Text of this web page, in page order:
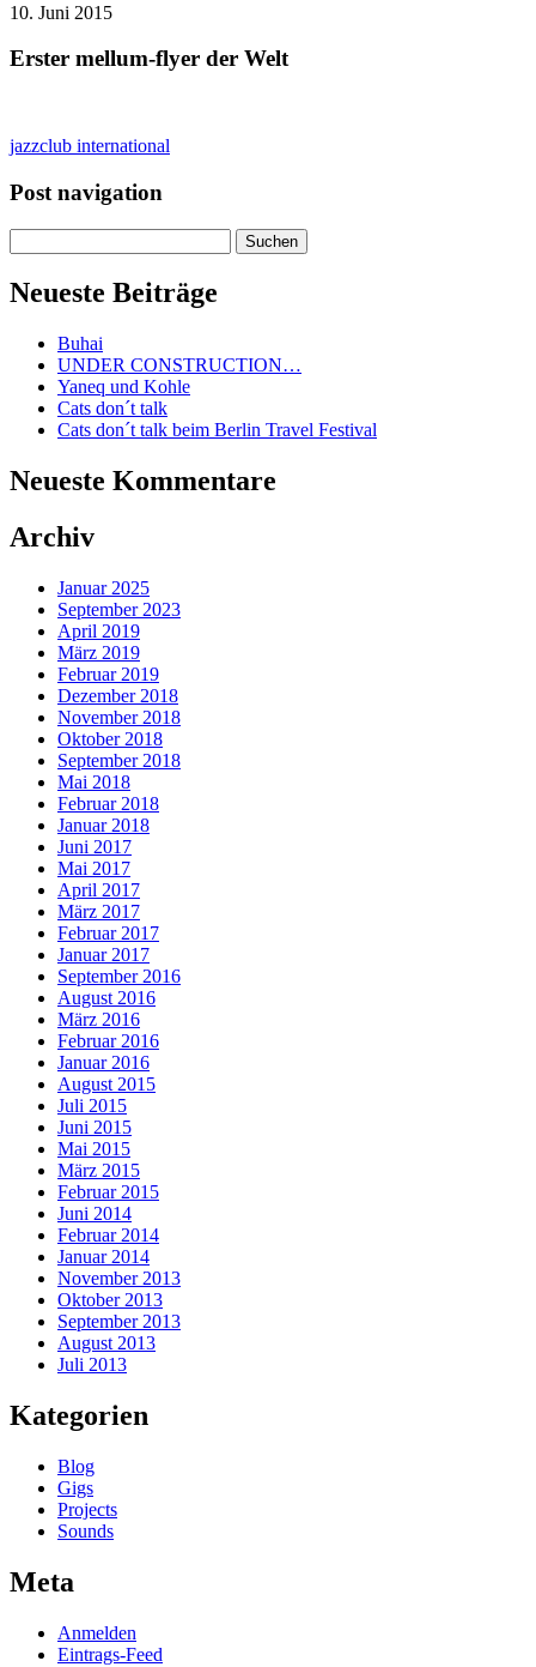
10. Juni 2015
Erster mellum-flyer der Welt
jazzclub international
Post navigation
nach:
Neueste Beiträge
Buhai
UNDER CONSTRUCTION…
Yaneq und Kohle
Cats don´t talk
Cats don´t talk beim Berlin Travel Festival
Neueste Kommentare
Archiv
Januar 2025
September 2023
April 2019
März 2019
Februar 2019
Dezember 2018
November 2018
Oktober 2018
September 2018
Mai 2018
Februar 2018
Januar 2018
Juni 2017
Mai 2017
April 2017
März 2017
Februar 2017
Januar 2017
September 2016
August 2016
März 2016
Februar 2016
Januar 2016
August 2015
Juli 2015
Juni 2015
Mai 2015
März 2015
Februar 2015
Juni 2014
Februar 2014
Januar 2014
November 2013
Oktober 2013
September 2013
August 2013
Juli 2013
Kategorien
Blog
Gigs
Projects
Sounds
Meta
Anmelden
Eintrags-Feed